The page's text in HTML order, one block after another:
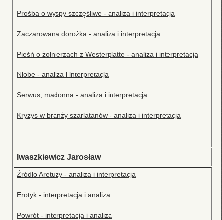
Prośba o wyspy szczęśliwe - analiza i interpretacja
Zaczarowana dorożka - analiza i interpretacja
Pieśń o żołnierzach z Westerplatte - analiza i interpretacja
Niobe - analiza i interpretacja
Serwus, madonna - analiza i interpretacja
Kryzys w branży szarlatanów - analiza i interpretacja
Iwaszkiewicz Jarosław
Źródło Aretuzy - analiza i interpretacja
Erotyk - interpretacja i analiza
Powrót - interpretacja i analiza